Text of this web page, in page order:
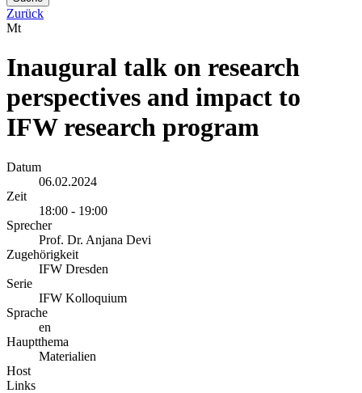
Zurück
Mt
Inaugural talk on research
perspectives and impact to
IFW research program
Datum
06.02.2024
Zeit
18:00 - 19:00
Sprecher
Prof. Dr. Anjana Devi
Zugehörigkeit
IFW Dresden
Serie
IFW Kolloquium
Sprache
en
Hauptthema
Materialien
Host
Links